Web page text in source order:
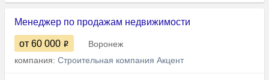
Менеджер по продажам недвижимости
от 60 000
Воронеж
компания: Строительная компания Акцент